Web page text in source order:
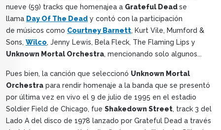
nueve (59) tracks que homenajea a Grateful Deadse
llama Day Of The Dead y contó con la participación
de músicos como Courtney Barnett, Kurt Vile, Mumford &
Sons, Wilco, Jenny Lewis, Bela Fleck, The Flaming Lips y
Unknown Mortal Orchestra, mencionando solo algunos...
Pues bien, la canción que seleccionó Unknown Mortal
Orchestra para rendir homenaje a la banda que se presentó
por última vez en vivo el 9 de julio de 1995 en el estadio
Soldier Field de Chicago, fue Shakedown Street, track 3 del
Lado A del disco de 1978 lanzado por Grateful Dead a través